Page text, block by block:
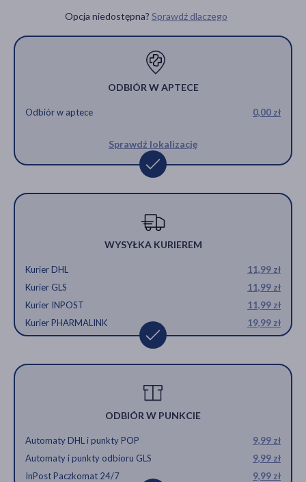
Opcja niedostępna? Sprawdź dlaczego
ODBIÓR W APTECE
Odbiór w aptece 0,00 zł
Sprawdź lokalizację
WYSYŁKA KURIEREM
Kurier DHL
11,99 zł
Kurier GLS
11,99 zł
Kurier INPOST
11,99 zł
Kurier PHARMALINK
19,99 zł
ODBIÓR W PUNKCIE
Automaty DHL i punkty POP
9,99 zł
Automaty i punkty odbioru GLS
9,99 zł
InPost Paczkomat 24/7
9,99 zł